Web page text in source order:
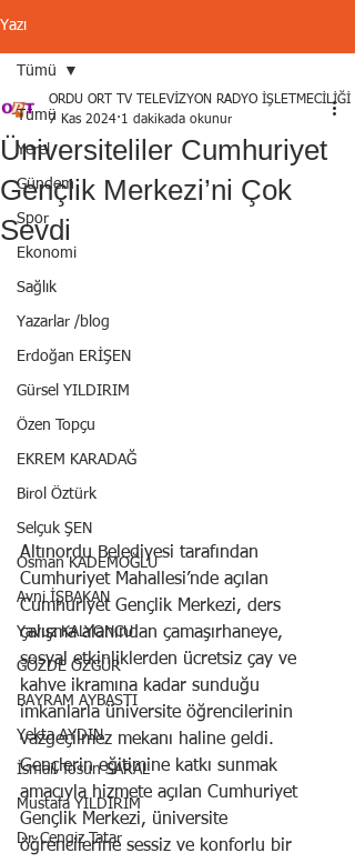
Yazı
Tümü
Yerel
Gündem
Spor
Ekonomi
Sağlık
Yazarlar /blog
Erdoğan ERİŞEN
Gürsel YILDIRIM
Özen Topçu
EKREM KARADAĞ
Birol Öztürk
Selçuk ŞEN
Osman KADEMOĞLU
Avni İŞBAKAN
Yavuz KALYONCU
GÖZDE ÖZGÜR
BAYRAM AYBASTI
Yekta AYDIN
İsmail Tosun SARAL
Mustafa YILDIRIM
Dr. Cengiz Tatar
Tümü
Üniversiteliler Cumhuriyet
Gençlik Merkezi’ni Çok
Sevdi
ORDU ORT TV TELEVİZYON RADYO İŞLETMECİLİĞİ
7 Kas 2024 1 dakikada okunur
Altınordu Belediyesi tarafından
Cumhuriyet Mahallesi’nde açılan
Cumhuriyet Gençlik Merkezi, ders
çalışma alanından çamaşırhaneye,
sosyal etkinliklerden ücretsiz çay ve
kahve ikramına kadar sunduğu
imkanlarla üniversite öğrencilerinin
vazgeçilmez mekanı haline geldi.
Gençlerin eğitimine katkı sunmak
amacıyla hizmete açılan Cumhuriyet
Gençlik Merkezi, üniversite
öğrencilerine sessiz ve konforlu bir